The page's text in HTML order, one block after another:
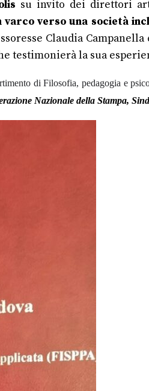
su invito dei direttori
verso una società
Claudia Campanella
testimonierà la sua
di Filosofia, pedagogia e
Nazionale della Stampa,